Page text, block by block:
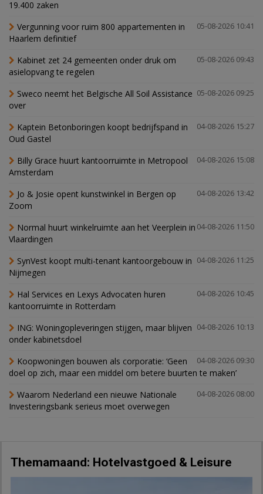
19.400 zaken
05-08-2026 10:41
Vergunning voor ruim 800 appartementen in
Haarlem definitief
05-08-2026 09:43
Kabinet zet 24 gemeenten onder druk om
asielopvang te regelen
05-08-2026 09:25
Sweco neemt het Belgische All Soil Assistance
over
04-08-2026 15:27
Kaptein Betonboringen koopt bedrijfspand in
Oud Gastel
04-08-2026 15:08
Billy Grace huurt kantoorruimte in Metropool
Amsterdam
04-08-2026 13:42
Jo & Josie opent kunstwinkel in Bergen op
Zoom
04-08-2026 11:50
Normal huurt winkelruimte aan het Veerplein in
Vlaardingen
04-08-2026 11:25
SynVest koopt multi-tenant kantoorgebouw in
Nijmegen
04-08-2026 10:45
Hal Services en Lexys Advocaten huren
kantoorruimte in Rotterdam
04-08-2026 10:13
ING: Woningopleveringen stijgen, maar blijven
onder kabinetsdoel
04-08-2026 09:30
Koopwoningen bouwen als corporatie: ‘Geen
doel op zich, maar een middel om betere buurten te maken’
04-08-2026 08:00
Waarom Nederland een nieuwe Nationale
Investeringsbank serieus moet overwegen
Themamaand: Hotelvastgoed & Leisure